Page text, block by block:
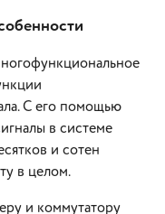
С его помощью
в системе
и сотен
в целом.
и коммутатору